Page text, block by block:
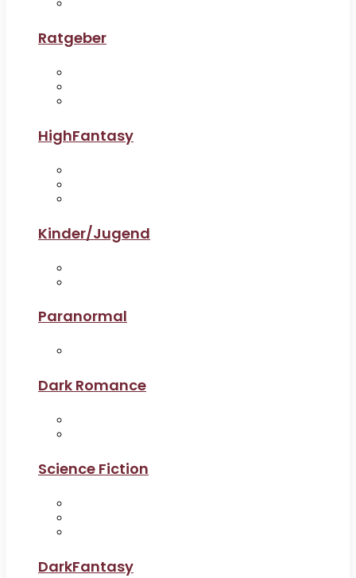
Ratgeber
HighFantasy
Kinder/Jugend
Paranormal
Dark Romance
Science Fiction
DarkFantasy